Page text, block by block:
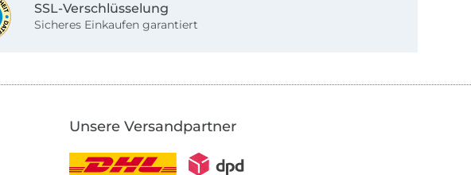
SSL-Verschlüsselung
Sicheres Einkaufen garantiert
Unsere Versandpartner